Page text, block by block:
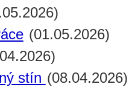
(01.05.2026)
stín (08.04.2026)